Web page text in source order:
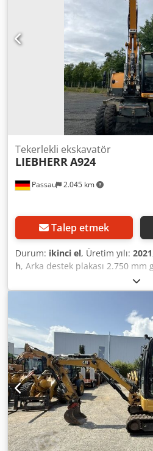
Passau 2.045 km
Tekerlekli ekskavatör
LIEBHERRA924
Talep etmek
Durum: ikinci el, Üretim yılı: 2021
h, Arka destek plakası 2.750
takımı Mitas EM 22, 11.00-20 PR
genişliğinde Radyo Ayarlanabilir
kolu 2,65 m Djdpszp Dfysfx
SW48 Likufix dahildir.